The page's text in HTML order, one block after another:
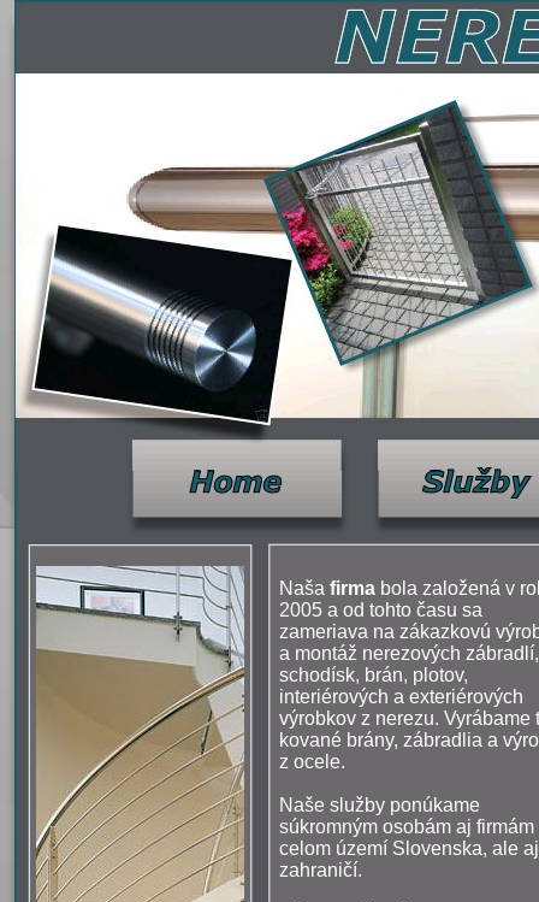
Naša firma bola založená v
2005 a od tohto času sa
zameriava na zákazkovú
a montáž nerezových zábradlí,
schodísk, brán, plotov,
interiérových a exteriérových
výrobkov z nerezu. Vyrábame
kované brány, zábradlia a
z ocele.
Naše služby ponúkame
súkromným osobám aj firmám
celom území Slovenska, ale
zahraničí.